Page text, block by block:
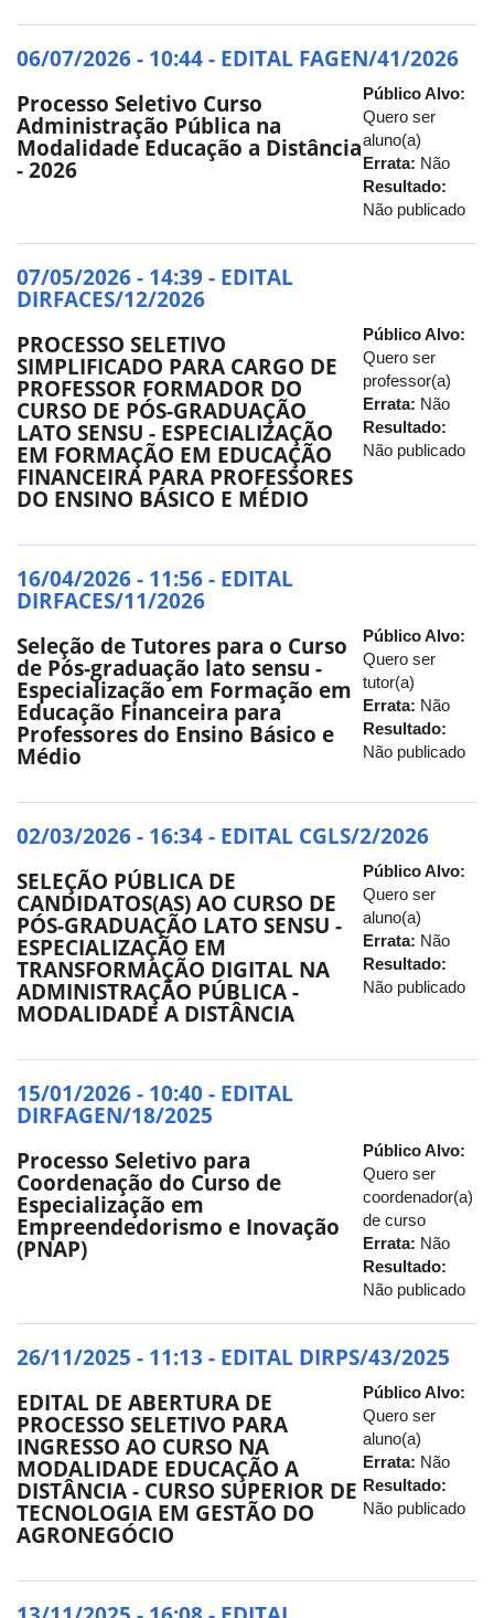
06/07/2026 - 10:44 - EDITAL FAGEN/41/2026
Processo Seletivo Curso
Administração Pública na
Modalidade Educação a Distância
- 2026
Público Alvo:
Quero ser
aluno(a)
Errata: Não
Resultado:
Não publicado
07/05/2026 - 14:39 - EDITAL
DIRFACES/12/2026
PROCESSO SELETIVO
SIMPLIFICADO PARA CARGO DE
PROFESSOR FORMADOR DO
CURSO DE PÓS-GRADUAÇÃO
LATO SENSU - ESPECIALIZAÇÃO
EM FORMAÇÃO EM EDUCAÇÃO
FINANCEIRA PARA PROFESSORES
DO ENSINO BÁSICO E MÉDIO
Público Alvo:
Quero ser
professor(a)
Errata: Não
Resultado:
Não publicado
16/04/2026 - 11:56 - EDITAL
DIRFACES/11/2026
Seleção de Tutores para o Curso
de Pós-graduação lato sensu -
Especialização em Formação em
Educação Financeira para
Professores do Ensino Básico e
Médio
Público Alvo:
Quero ser
tutor(a)
Errata: Não
Resultado:
Não publicado
02/03/2026 - 16:34 - EDITAL CGLS/2/2026
SELEÇÃO PÚBLICA DE
CANDIDATOS(AS) AO CURSO DE
PÓS-GRADUAÇÃO LATO SENSU -
ESPECIALIZAÇÃO EM
TRANSFORMAÇÃO DIGITAL NA
ADMINISTRAÇÃO PÚBLICA -
MODALIDADE A DISTÂNCIA
Público Alvo:
Quero ser
aluno(a)
Errata: Não
Resultado:
Não publicado
15/01/2026 - 10:40 - EDITAL
DIRFAGEN/18/2025
Processo Seletivo para
Coordenação do Curso de
Especialização em
Empreendedorismo e Inovação
(PNAP)
Público Alvo:
Quero ser
coordenador(a)
de curso
Errata: Não
Resultado:
Não publicado
26/11/2025 - 11:13 - EDITAL DIRPS/43/2025
EDITAL DE ABERTURA DE
PROCESSO SELETIVO PARA
INGRESSO AO CURSO NA
MODALIDADE EDUCAÇÃO A
DISTÂNCIA - CURSO SUPERIOR DE
TECNOLOGIA EM GESTÃO DO
AGRONEGÓCIO
Público Alvo:
Quero ser
aluno(a)
Errata: Não
Resultado:
Não publicado